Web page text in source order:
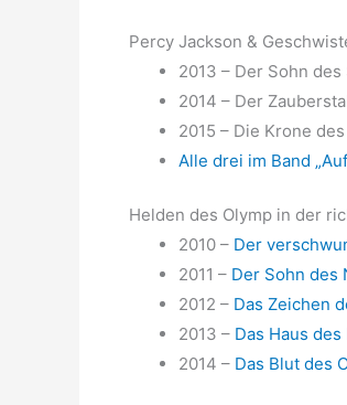
Percy Jackson &
2013 – Der Sohn des
2014 – Der
2015 – Die Krone
Alle drei im Band
Helden des Olymp in der
2010 – Der
2011 – Der Sohn des
2012 – Das Zeichen
2013 – Das Haus des
2014 – Das Blut des